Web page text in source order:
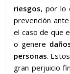
riesgos, por lo
prevención
el caso de que
o genere
personas.
gran perjuicio